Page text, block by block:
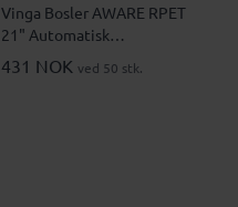
Vinga Bosler AWARE RPET
21" Automatisk
Sammenleggbar Paraply
431 NOK ved 50 stk.